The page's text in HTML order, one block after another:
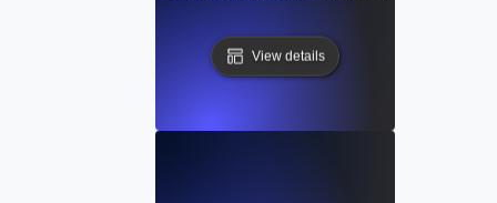
View details